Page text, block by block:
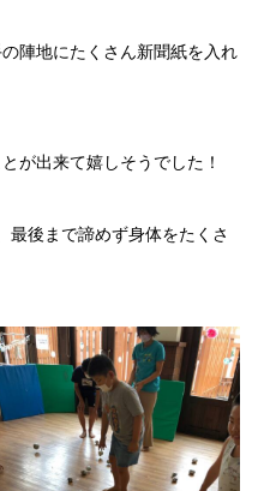
陣地にたくさん新聞紙を入れ
が出来て嬉しそうでした！
最後まで諦めず身体をたくさ